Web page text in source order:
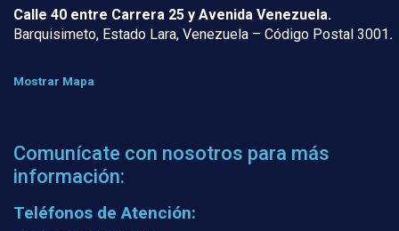
Calle 40 entre Carrera 25 y Avenida Venezuela.
Barquisimeto, Estado Lara, Venezuela – Código Postal 3001.
Mostrar Mapa
Comunícate con nosotros para más
información:
Teléfonos de Atención: